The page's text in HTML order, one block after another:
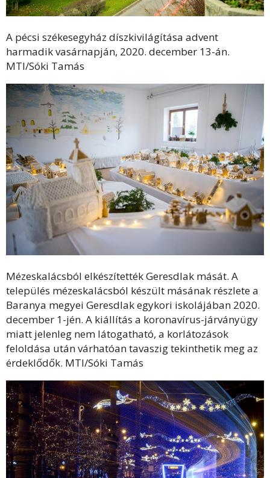
A pécsi székesegyház díszkivilágítása advent
harmadik vasárnapján, 2020. december 13-án.
MTI/Sóki Tamás
Mézeskalácsból elkészítették Geresdlak mását. A
település mézeskalácsból készült másának részlete a
Baranya megyei Geresdlak egykori iskolájában 2020.
december 1-jén. A kiállítás a koronavírus-járványügy
miatt jelenleg nem látogatható, a korlátozások
feloldása után várhatóan tavaszig tekinthetik meg az
érdeklődők. MTI/Sóki Tamás